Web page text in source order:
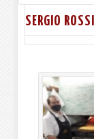
SERGIO ROSSI